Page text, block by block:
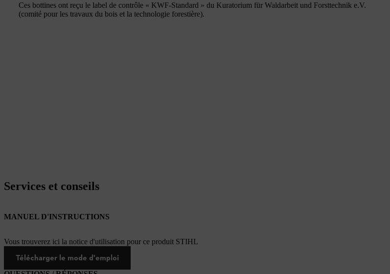
Ces bottines ont reçu le label de contrôle « KWF-Standard » du Kuratorium für Waldarbeit und Forsttechnik e.V.
(comité pour les travaux du bois et la technologie forestière).
Services et conseils
MANUEL D'INSTRUCTIONS
Vous trouverez ici la notice d'utilisation pour ce produit STIHL
Télécharger le mode d'emploi